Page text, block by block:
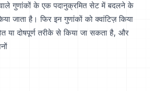
वाले गुणांकों के एक पदानुक्रमित सेट में बदलने के
जाता है। फिर इन गुणांकों को क्वांटिज़ किया
या दोषपूर्ण तरीके से किया जा सकता है, और